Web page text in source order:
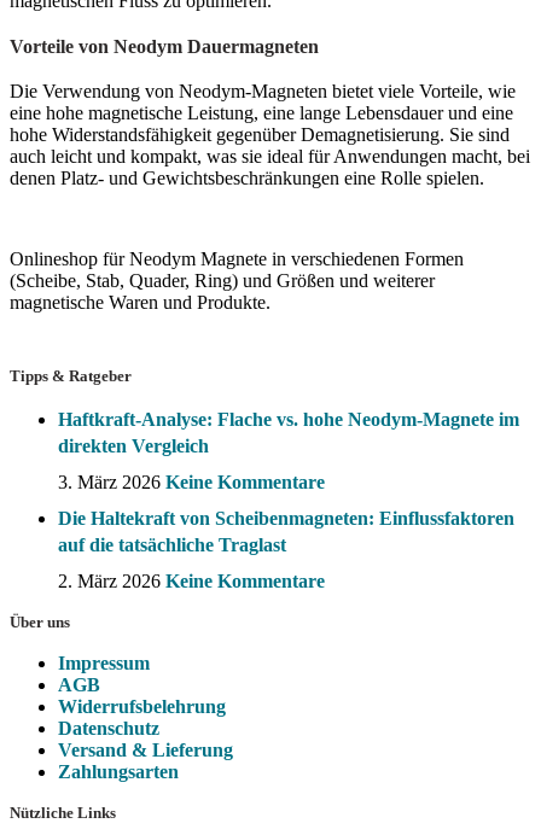
Vorteile von Neodym Dauermagneten
Die Verwendung von Neodym-Magneten bietet viele Vorteile, wie
eine hohe magnetische Leistung, eine lange Lebensdauer und eine
hohe Widerstandsfähigkeit gegenüber Demagnetisierung. Sie sind
auch leicht und kompakt, was sie ideal für Anwendungen macht, bei
denen Platz- und Gewichtsbeschränkungen eine Rolle spielen.
Onlineshop für Neodym Magnete in verschiedenen Formen
(Scheibe, Stab, Quader, Ring) und Größen und weiterer
magnetische Waren und Produkte.
Tipps & Ratgeber
Haftkraft-Analyse: Flache vs. hohe Neodym-Magnete im
direkten Vergleich
3. März 2026 Keine Kommentare
Die Haltekraft von Scheibenmagneten: Einflussfaktoren
auf die tatsächliche Traglast
2. März 2026 Keine Kommentare
Über uns
Impressum
AGB
Widerrufsbelehrung
Datenschutz
Versand & Lieferung
Zahlungsarten
Nützliche Links